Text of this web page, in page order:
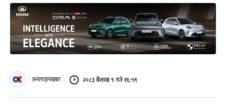
अनलाइनखबर २०८३ वैशाख ९ गते १६:५९